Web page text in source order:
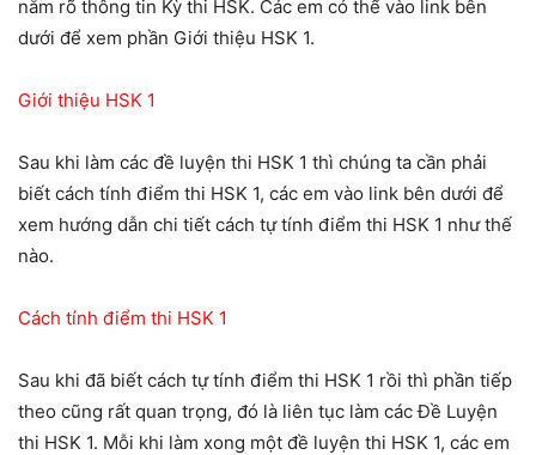
nắm rõ thông tin Kỳ thi HSK. Các em có thể vào link bên
dưới để xem phần Giới thiệu HSK 1.
Giới thiệu HSK 1
Sau khi làm các đề luyện thi HSK 1 thì chúng ta cần phải
biết cách tính điểm thi HSK 1, các em vào link bên dưới để
xem hướng dẫn chi tiết cách tự tính điểm thi HSK 1 như thế
nào.
Cách tính điểm thi HSK 1
Sau khi đã biết cách tự tính điểm thi HSK 1 rồi thì phần tiếp
theo cũng rất quan trọng, đó là liên tục làm các Đề Luyện
thi HSK 1. Mỗi khi làm xong một đề luyện thi HSK 1, các em